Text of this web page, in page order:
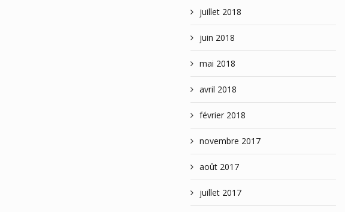
juillet 2018
juin 2018
mai 2018
avril 2018
février 2018
novembre 2017
août 2017
juillet 2017